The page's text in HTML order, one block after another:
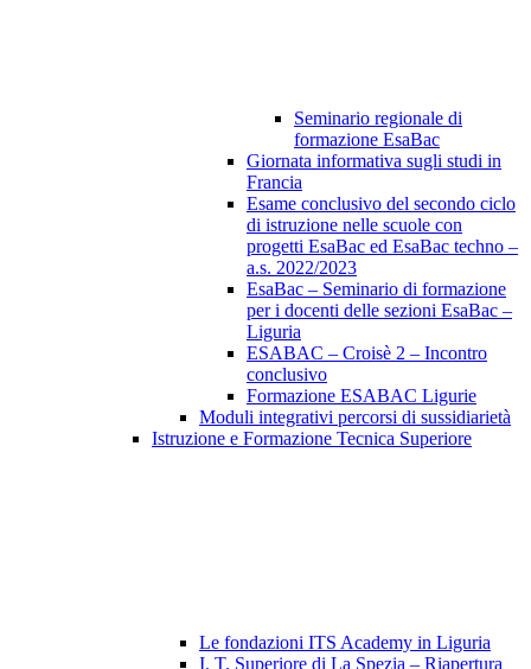
Seminario regionale di
formazione EsaBac
Giornata informativa sugli studi in
Francia
Esame conclusivo del secondo ciclo
di istruzione nelle scuole con
progetti EsaBac ed EsaBac techno –
a.s. 2022/2023
EsaBac – Seminario di formazione
per i docenti delle sezioni EsaBac –
Liguria
ESABAC – Croisè 2 – Incontro
conclusivo
Formazione ESABAC Ligurie
Moduli integrativi percorsi di sussidiarietà
Istruzione e Formazione Tecnica Superiore
Le fondazioni ITS Academy in Liguria
I. T. Superiore di La Spezia – Riapertura